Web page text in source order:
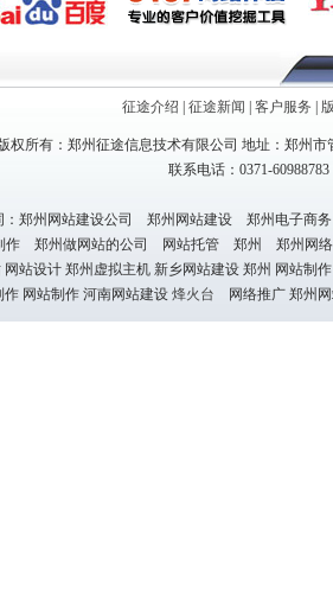
征途介绍 征途新闻 客户服务
权所有：郑州征途信息技术有限公司 地址：郑州
联系电话：0371-
：郑州网站建设公司 郑州网站建设 郑州电子
作 郑州做网站的公司 网站托管 郑州 郑州网
网站设计 郑州虚拟主机 新乡网站建设 郑州 网站制
作 网站制作 河南网站建设 烽火台 网络推广 郑州